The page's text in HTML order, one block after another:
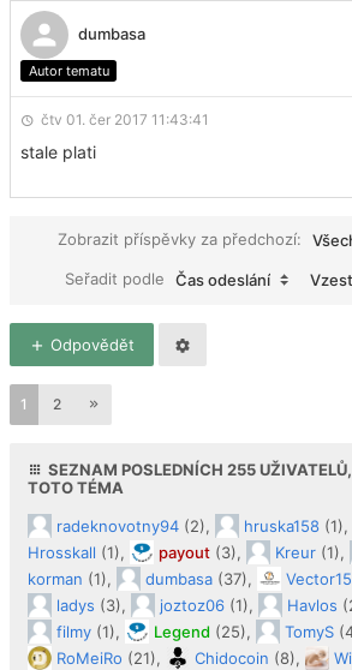
dumbasa
Autor tematu
čtv 01. čer 2017 11:43:41
stale plati
Zobrazit příspěvky za předchozí:
Seřadit podle
Čas odeslání
Odpovědět
1 2
SEZNAM POSLEDNÍCH 255
TOTO TÉMA
radeknovotny94 (2), hruska158 (1),
Hrosskall (1), payout (3), Kreur (1),
korman (1), dumbasa (37), Vector15
ladys (3), joztoz06 (1), Havlos
filmy (1), Legend (25), TomyS
RoMeiRo (21), Chidocoin (8),